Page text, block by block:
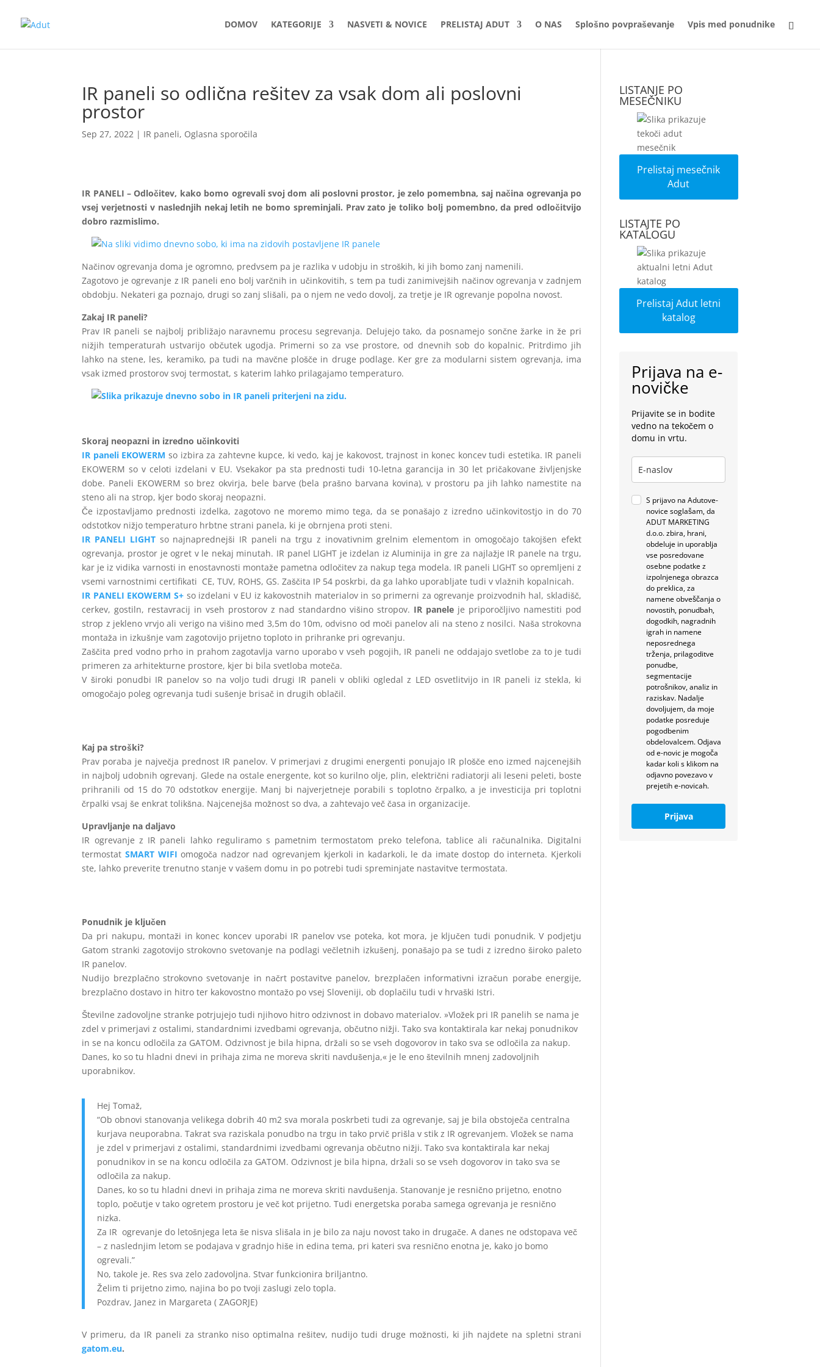
DOMOV KATEGORIJE NASVETI & NOVICE PRELISTAJ ADUT O NAS Splošno povpraševanje Vpis med ponudnike
IR paneli so odlična rešitev za vsak dom ali poslovni
prostor
Sep 27, 2022 | IR paneli, Oglasna sporočila
IR PANELI – Odločitev, kako bomo ogrevali svoj dom ali poslovni prostor, je zelo pomembna, saj načina ogrevanja po
vsej verjetnosti v naslednjih nekaj letih ne bomo spreminjali. Prav zato je toliko bolj pomembno, da pred odločitvijo
dobro razmislimo.
Načinov ogrevanja doma je ogromno, predvsem pa je razlika v udobju in stroških, ki jih bomo zanj namenili.
Zagotovo je ogrevanje z IR paneli eno bolj varčnih in učinkovitih, s tem pa tudi zanimivejših načinov ogrevanja v zadnjem
obdobju. Nekateri ga poznajo, drugi so zanj slišali, pa o njem ne vedo dovolj, za tretje je IR ogrevanje popolna novost.
Zakaj IR paneli?
Prav IR paneli se najbolj približajo naravnemu procesu segrevanja. Delujejo tako, da posnamejo sončne žarke in že pri
nižjih temperaturah ustvarijo občutek ugodja. Primerni so za vse prostore, od dnevnih sob do kopalnic. Pritrdimo jih
lahko na stene, les, keramiko, pa tudi na mavčne plošče in druge podlage. Ker gre za modularni sistem ogrevanja, ima
vsak izmed prostorov svoj termostat, s katerim lahko prilagajamo temperaturo.
Skoraj neopazni in izredno učinkoviti
IR paneli EKOWERM so izbira za zahtevne kupce, ki vedo, kaj je kakovost, trajnost in konec koncev tudi estetika. IR paneli
EKOWERM so v celoti izdelani v EU. Vsekakor pa sta prednosti tudi 10-letna garancija in 30 let pričakovane življenjske
dobe. Paneli EKOWERM so brez okvirja, bele barve (bela prašno barvana kovina), v prostoru pa jih lahko namestite na
steno ali na strop, kjer bodo skoraj neopazni.
Če izpostavljamo prednosti izdelka, zagotovo ne moremo mimo tega, da se ponašajo z izredno učinkovitostjo in do 70
odstotkov nižjo temperaturo hrbtne strani panela, ki je obrnjena proti steni.
IR PANELI LIGHTso najnaprednejši IR paneli na trgu z inovativnim grelnim elementom in omogočajo takojšen efekt
ogrevanja, prostor je ogret v le nekaj minutah. IR panel LIGHT je izdelan iz Aluminija in gre za najlažje IR panele na trgu,
kar je iz vidika varnosti in enostavnosti montaže pametna odločitev za nakup tega modela. IR paneli LIGHT so opremljeni z
vsemi varnostnimi certifikati CE, TUV, ROHS, GS. Zaščita IP 54 poskrbi, da ga lahko uporabljate tudi v vlažnih kopalnicah.
IR PANELI EKOWERM S+ so izdelani v EU iz kakovostnih materialov in so primerni za ogrevanje proizvodnih hal, skladišč,
cerkev, gostiln, restavracij in vseh prostorov z nad standardno višino stropov. IR panele je priporočljivo namestiti pod
strop z jekleno vrvjo ali verigo na višino med 3,5m do 10m, odvisno od moči panelov ali na steno z nosilci. Naša strokovna
montaža in izkušnje vam zagotovijo prijetno toploto in prihranke pri ogrevanju.
Zaščita pred vodno prho in prahom zagotavlja varno uporabo v vseh pogojih, IR paneli ne oddajajo svetlobe za to je tudi
primeren za arhitekturne prostore, kjer bi bila svetloba moteča.
V široki ponudbi IR panelov so na voljo tudi drugi IR paneli v obliki ogledal z LED osvetlitvijo in IR paneli iz stekla, ki
omogočajo poleg ogrevanja tudi sušenje brisač in drugih oblačil.
Kaj pa stroški?
Prav poraba je največja prednost IR panelov. V primerjavi z drugimi energenti ponujajo IR plošče eno izmed najcenejših
in najbolj udobnih ogrevanj. Glede na ostale energente, kot so kurilno olje, plin, električni radiatorji ali leseni peleti, boste
prihranili od 15 do 70 odstotkov energije. Manj bi najverjetneje porabili s toplotno črpalko, a je investicija pri toplotni
črpalki vsaj še enkrat tolikšna. Najcenejša možnost so dva, a zahtevajo več časa in organizacije.
Upravljanje na daljavo
IR ogrevanje z IR paneli lahko reguliramo s pametnim termostatom preko telefona, tablice ali računalnika. Digitalni
termostat SMART WIFI omogoča nadzor nad ogrevanjem kjerkoli in kadarkoli, le da imate dostop do interneta. Kjerkoli
ste, lahko preverite trenutno stanje v vašem domu in po potrebi tudi spreminjate nastavitve termostata.
Ponudnik je ključen
Da pri nakupu, montaži in konec koncev uporabi IR panelov vse poteka, kot mora, je ključen tudi ponudnik. V podjetju
Gatom stranki zagotovijo strokovno svetovanje na podlagi večletnih izkušenj, ponašajo pa se tudi z izredno široko paleto
IR panelov.
Nudijo brezplačno strokovno svetovanje in načrt postavitve panelov, brezplačen informativni izračun porabe energije,
brezplačno dostavo in hitro ter kakovostno montažo po vsej Sloveniji, ob doplačilu tudi v hrvaški Istri.
Številne zadovoljne stranke potrjujejo tudi njihovo hitro odzivnost in dobavo materialov. »Vložek pri IR panelih se nama je
zdel v primerjavi z ostalimi, standardnimi izvedbami ogrevanja, občutno nižji. Tako sva kontaktirala kar nekaj ponudnikov
in se na koncu odločila za GATOM. Odzivnost je bila hipna, držali so se vseh dogovorov in tako sva se odločila za nakup.
Danes, ko so tu hladni dnevi in prihaja zima ne moreva skriti navdušenja,« je le eno številnih mnenj zadovoljnih
uporabnikov.
Hej Tomaž,
“Ob obnovi stanovanja velikega dobrih 40 m2 sva morala poskrbeti tudi za ogrevanje, saj je bila obstoječa centralna
kurjava neuporabna. Takrat sva raziskala ponudbo na trgu in tako prvič prišla v stik z IR ogrevanjem. Vložek se nama
je zdel v primerjavi z ostalimi, standardnimi izvedbami ogrevanja občutno nižji. Tako sva kontaktirala kar nekaj
ponudnikov in se na koncu odločila za GATOM. Odzivnost je bila hipna, držali so se vseh dogovorov in tako sva se
odločila za nakup.
Danes, ko so tu hladni dnevi in prihaja zima ne moreva skriti navdušenja. Stanovanje je resnično prijetno, enotno
toplo, počutje v tako ogretem prostoru je več kot prijetno. Tudi energetska poraba samega ogrevanja je resnično
nizka.
Za IR ogrevanje do letošnjega leta še nisva slišala in je bilo za naju novost tako in drugače. A danes ne odstopava več
– z naslednjim letom se podajava v gradnjo hiše in edina tema, pri kateri sva resnično enotna je, kako jo bomo
ogrevali.”
No, takole je. Res sva zelo zadovoljna. Stvar funkcionira briljantno.
Želim ti prijetno zimo, najina bo po tvoji zaslugi zelo topla.
Pozdrav, Janez in Margareta ( ZAGORJE)
V primeru, da IR paneli za stranko niso optimalna rešitev, nudijo tudi druge možnosti, ki jih najdete na spletni strani
gatom.eu.
LISTANJE PO
MESEČNIKU
Prelistaj mesečnik
Adut
LISTAJTE PO
KATALOGU
Prelistaj Adut letni
katalog
Prijava na e-
novičke
Prijavite se in bodite
vedno na tekočem o
domu in vrtu.
S prijavo na Adutove-
novice soglašam, da
ADUT MARKETING
d.o.o. zbira, hrani,
obdeluje in uporablja
vse posredovane
osebne podatke z
izpolnjenega obrazca
do preklica, za
namene obveščanja o
novostih, ponudbah,
dogodkih, nagradnih
igrah in namene
neposrednega
trženja, prilagoditve
ponudbe,
segmentacije
potrošnikov, analiz in
raziskav. Nadalje
dovoljujem, da moje
podatke posreduje
pogodbenim
obdelovalcem. Odjava
od e-novic je mogoča
kadar koli s klikom na
odjavno povezavo v
prejetih e-novicah.
Prijava